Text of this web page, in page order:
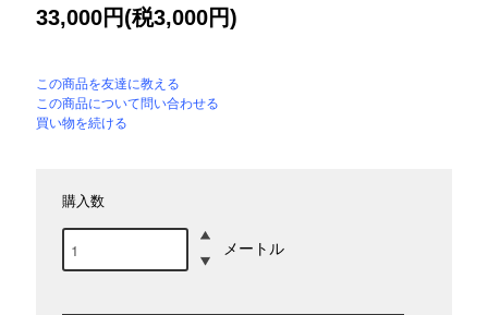
33,000円(税3,000円)
この商品を友達に教える
この商品について問い合わせる
買い物を続ける
購入数
メートル